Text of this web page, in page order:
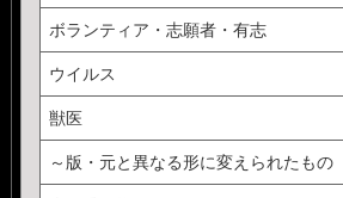
ボランティア・志願者・有志
ウイルス
獣医
～版・元と異なる形に変えられたもの